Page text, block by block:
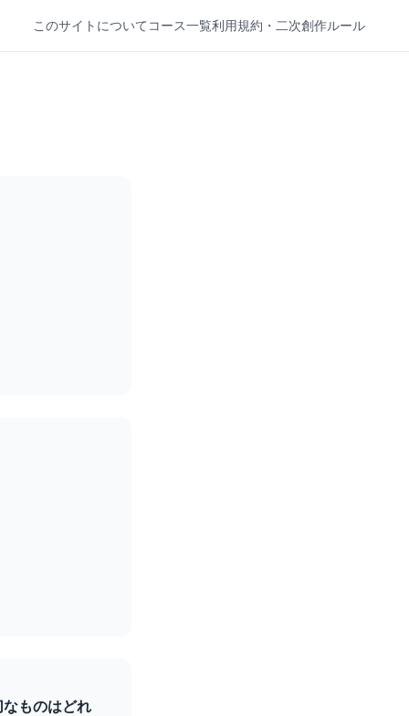
このサイトについて コース一覧利用規約・二次創作ルール
ものはどれ